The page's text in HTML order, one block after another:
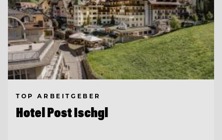
TOP ARBEITGEBER
Hotel Post Ischgl